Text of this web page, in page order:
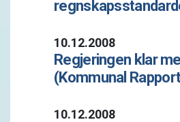
10.12.2008
Regjeringen klar
(Kommunal
10.12.2008